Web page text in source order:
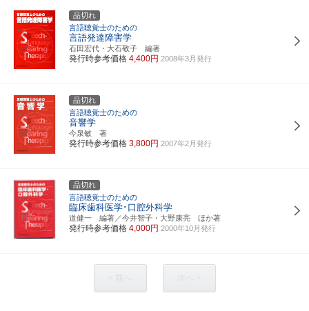
品切れ
言語聴覚士のための
言語発達障害学
石田宏代・大石敬子 編著
発行時参考価格 4,400円 2008年3月発行
品切れ
言語聴覚士のための
音響学
今泉敏 著
発行時参考価格 3,800円 2007年2月発行
品切れ
言語聴覚士のための
臨床歯科医学･口腔外科学
道健一 編著／今井智子・大野康亮 ほか著
発行時参考価格 4,000円 2000年10月発行